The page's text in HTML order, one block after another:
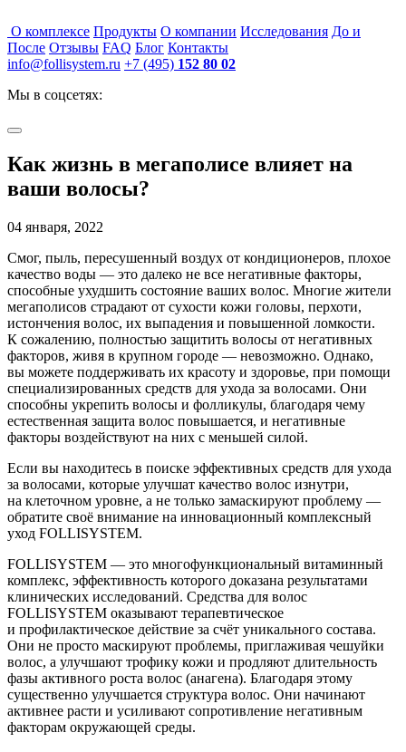
О комплексе Продукты О компании Исследования До и
После Отзывы FAQ Блог Контакты
info@follisystem.ru +7 (495) 152 80 02
Мы в соцсетях:
Как жизнь в мегаполисе влияет на
ваши волосы?
04 января, 2022
Смог, пыль, пересушенный воздух от кондиционеров, плохое
качество воды — это далеко не все негативные факторы,
способные ухудшить состояние ваших волос. Многие жители
мегаполисов страдают от сухости кожи головы, перхоти,
истончения волос, их выпадения и повышенной ломкости.
К сожалению, полностью защитить волосы от негативных
факторов, живя в крупном городе — невозможно. Однако,
вы можете поддерживать их красоту и здоровье, при помощи
специализированных средств для ухода за волосами. Они
способны укрепить волосы и фолликулы, благодаря чему
естественная защита волос повышается, и негативные
факторы воздействуют на них с меньшей силой.
Если вы находитесь в поиске эффективных средств для ухода
за волосами, которые улучшат качество волос изнутри,
на клеточном уровне, а не только замаскируют проблему —
обратите своё внимание на инновационный комплексный
уход FOLLISYSTEM.
FOLLISYSTEM — это многофункциональный витаминный
комплекс, эффективность которого доказана результатами
клинических исследований. Средства для волос
FOLLISYSTEM оказывают терапевтическое
и профилактическое действие за счёт уникального состава.
Они не просто маскируют проблемы, приглаживая чешуйки
волос, а улучшают трофику кожи и продляют длительность
фазы активного роста волос (анагена). Благодаря этому
существенно улучшается структура волос. Они начинают
активнее расти и усиливают сопротивление негативным
факторам окружающей среды.